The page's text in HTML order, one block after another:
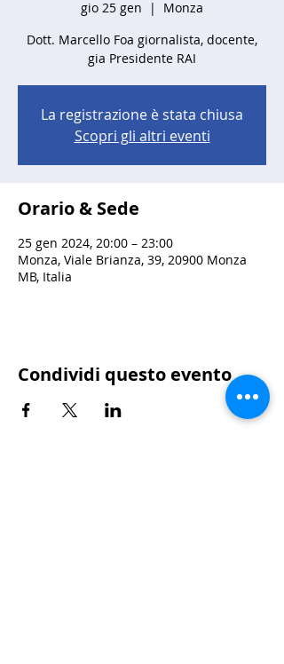
gio 25 gen
  |
Monza
Dott. Marcello Foa giornalista, docente,
gia Presidente RAI
La registrazione è stata chiusa
Scopri gli altri eventi
Orario & Sede
25 gen 2024, 20:00 – 23:00
Monza, Viale Brianza, 39, 20900 Monza
MB, Italia
Condividi questo evento